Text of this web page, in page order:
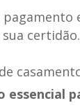
pagamento
certidão.
essencial